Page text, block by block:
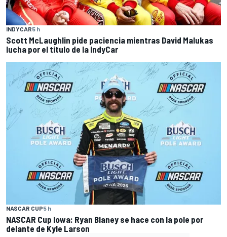
INDYCAR5 h
Scott McLaughlin pide paciencia mientras David Malukas
lucha por el título de la IndyCar
NASCAR CUP5 h
NASCAR Cup Iowa: Ryan Blaney se hace con la pole por
delante de Kyle Larson